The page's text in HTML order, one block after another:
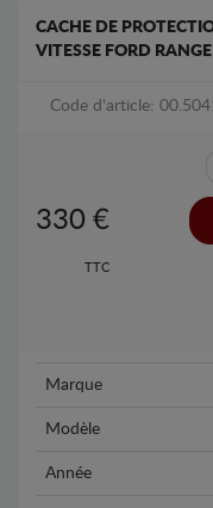
CACHE DE
VITESSE FORD
Code d'article:
330 €
TTC
Marque
Modèle
Année